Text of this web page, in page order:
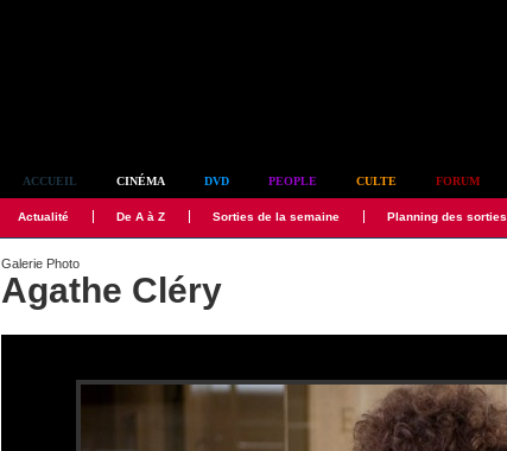
ACCUEIL CINÉMA DVD PEOPLE CULTE FORUM
Actualité De A à Z Sorties de la semaine Planning des sorties
Galerie Photo
Agathe Cléry